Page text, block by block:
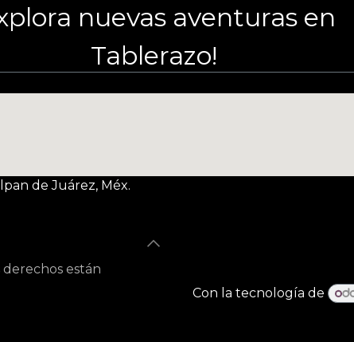
nuevas aventuras en
Tablerazo!
de Juárez, Méx.
derechos están
Con la tecnología de